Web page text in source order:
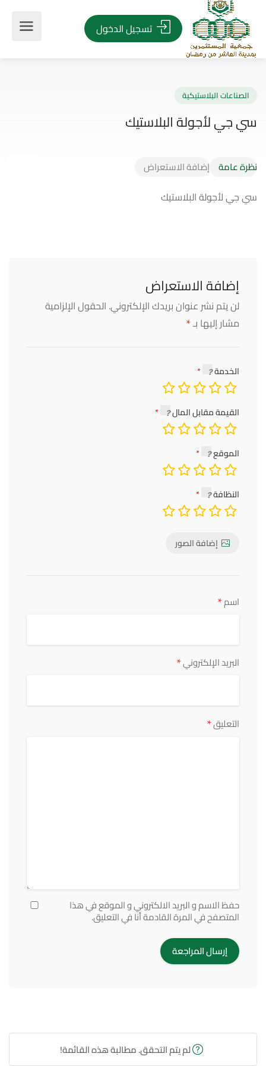
تسجيل الدخول
البلاستيكية
لأجولة البلاستيك
نظرة عامة إضافة الاستعراض
سي جي لأجولة البلاستيك
إضافة الاستعراض
لن يتم نشر عنوان بريدك الإلكتروني. الحقول الإلزامية
مشار إليها بـ*
الخدمة
القيمة مقابل المال
الموقع
النظافة
إضافة الصور
اسم*
البريد الإلكتروني*
التعليق*
حفظ الاسم و البريد الالكتروني و الموقع في هذا
المتصفح في المرة القادمة أنا في التعليق.
لم يتم التحقق. مطالبة هذه القائمة!